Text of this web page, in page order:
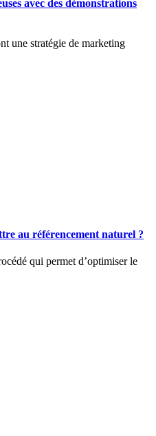
avec des démonstrations
une stratégie de marketing
au référencement naturel ?
qui permet d’optimiser le